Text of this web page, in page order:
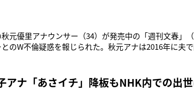
元優里アナウンサー（34）が発売中の「週刊文春」
のW不倫疑惑を報じられた。秋元アナは2016年に夫
今回同誌に押さえられてしまったのだ。フジは報道を
ると発表。しか
アナ「あさイチ」降板もNHK内での出